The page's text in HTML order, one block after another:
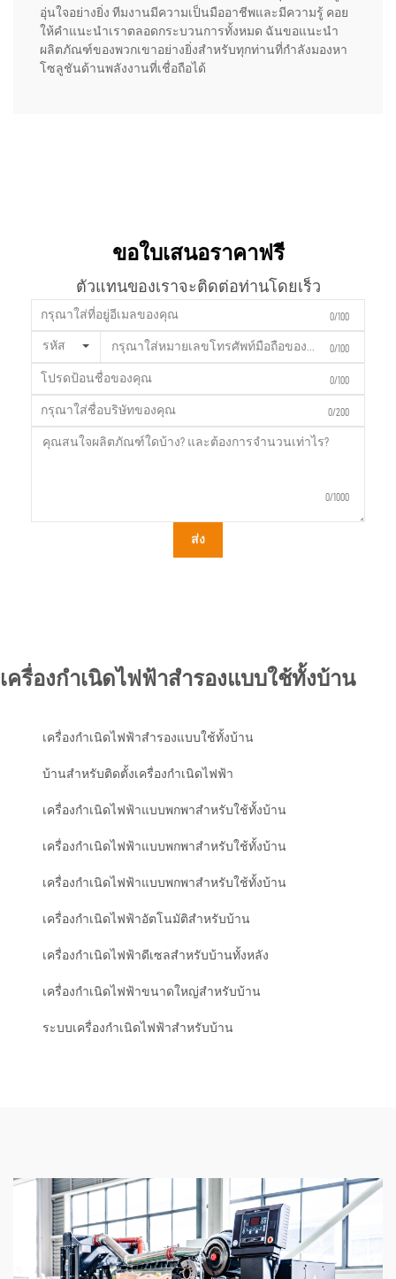
อุ่นใจอย่างยิ่ง ทีมงานมีความเป็นมืออาชีพและมีความรู้ คอย
ให้คำแนะนำเราตลอดกระบวนการทั้งหมด ฉันขอแนะนำ
ผลิตภัณฑ์ของพวกเขาอย่างยิ่งสำหรับทุกท่านที่กำลังมองหา
โซลูชันด้านพลังงานที่เชื่อถือได้
ขอใบเสนอราคาฟรี
ตัวแทนของเราจะติดต่อท่านโดยเร็ว
0/100
รหัส 0/100
0/100
0/200
0/1000
ส่ง
เครื่องกำเนิดไฟฟ้าสำรองแบบใช้ทั้งบ้าน
เครื่องกำเนิดไฟฟ้าสำรองแบบใช้ทั้งบ้าน
บ้านสำหรับติดตั้งเครื่องกำเนิดไฟฟ้า
เครื่องกำเนิดไฟฟ้าแบบพกพาสำหรับใช้ทั้งบ้าน
เครื่องกำเนิดไฟฟ้าแบบพกพาสำหรับใช้ทั้งบ้าน
เครื่องกำเนิดไฟฟ้าแบบพกพาสำหรับใช้ทั้งบ้าน
เครื่องกำเนิดไฟฟ้าอัตโนมัติสำหรับบ้าน
เครื่องกำเนิดไฟฟ้าดีเซลสำหรับบ้านทั้งหลัง
เครื่องกำเนิดไฟฟ้าขนาดใหญ่สำหรับบ้าน
ระบบเครื่องกำเนิดไฟฟ้าสำหรับบ้าน